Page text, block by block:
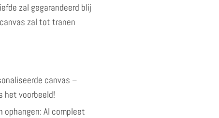
zal gegarandeerd blij
zal tot tranen
canvas –
het voorbeeld!
ophangen: Al compleet